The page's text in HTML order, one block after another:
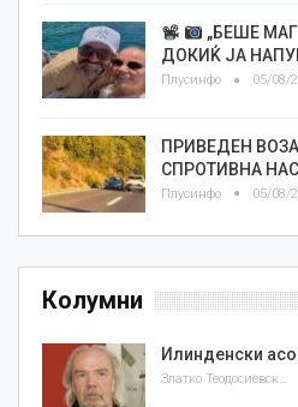
„БЕШЕ
ДОКИЌ ЈА
Плусинфо 05/08/
ПРИВЕДЕН
СПРОТИВНА
Плусинфо 05/08/
Колумни
Илинденски
Златко Теодосиевски